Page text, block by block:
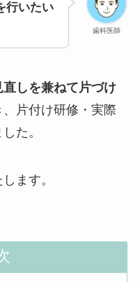
歯科医師
行いたい
直しを兼ねて片づけ
片付け研修・実際
た。
ます。